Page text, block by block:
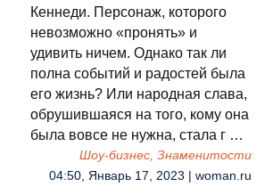
Кеннеди. Персонаж, которого
невозможно «пронять» и
удивить ничем. Однако так ли
полна событий и радостей была
его жизнь? Или народная слава,
обрушившаяся на того, кому она
была вовсе не нужна, стала г …
Шоу-бизнес, Знаменитости
04:50, Январь 17, 2023 | woman.ru